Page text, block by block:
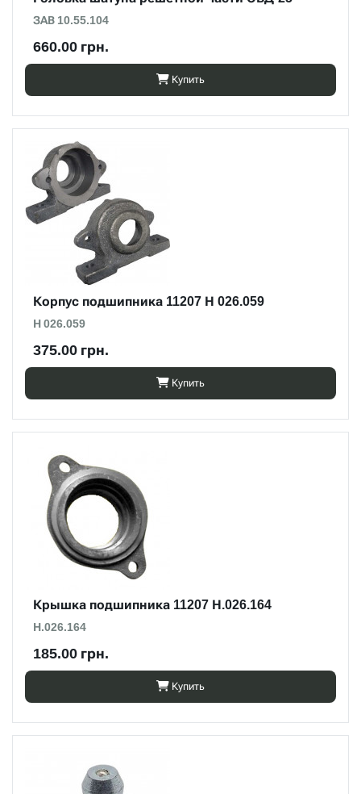
ЗАВ 10.55.104
660.00 грн.
Купить
Корпус подшипника 11207 Н 026.059
Н 026.059
375.00 грн.
Купить
Крышка подшипника 11207 Н.026.164
Н.026.164
185.00 грн.
Купить